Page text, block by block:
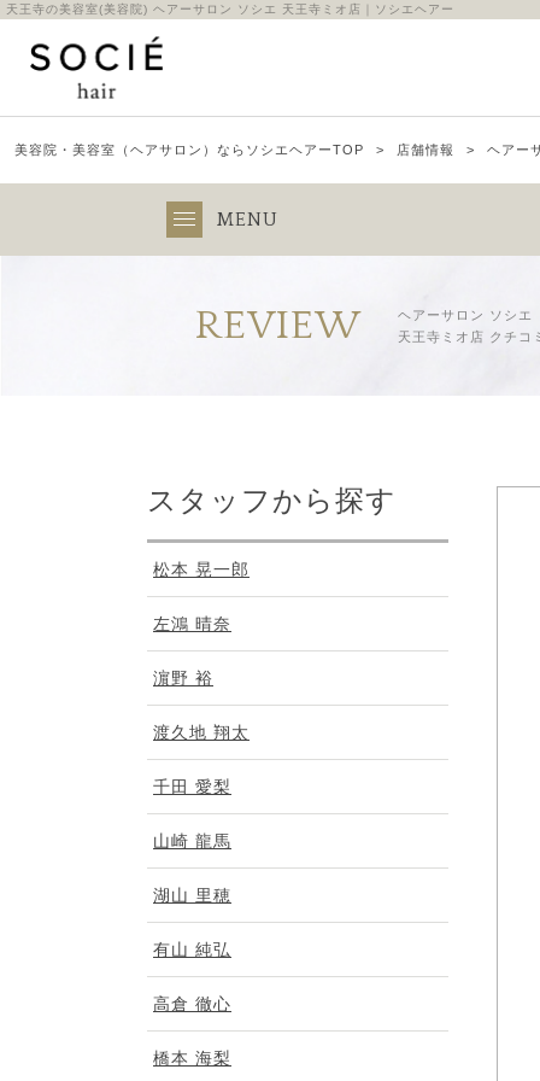
天王寺の美容室(美容院) ヘアーサロン ソシエ 天王寺ミオ店｜ソシエヘアー
美容院・美容室（ヘアサロン）ならソシエヘアーTOP 店舗情報 ヘアー
MENU
REVIEW
ヘアーサロン ソシエ
天王寺ミオ店 クチコミ
スタッフから探す
松本 晃一郎
左鴻 晴奈
濵野 裕
渡久地 翔太
千田 愛梨
山崎 龍馬
湖山 里穂
有山 純弘
高倉 徹心
橋本 海梨